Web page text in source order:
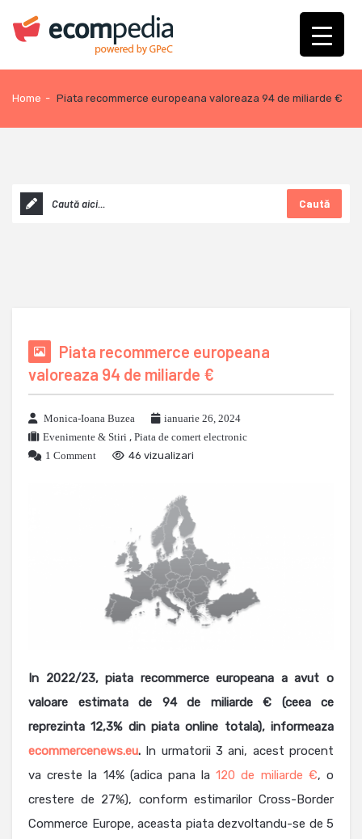
Home - Piata recommerce europeana valoreaza 94 de miliarde €
Caută
Piata recommerce europeana
valoreaza 94 de miliarde €
Monica-Ioana Buzea
ianuarie 26, 2024
Evenimente & Stiri , Piata de comert electronic
1 Comment
46 vizualizari
In 2022/23, piata recommerce europeana a avut o
valoare estimata de 94 de miliarde € (ceea ce
reprezinta 12,3% din piata online totala), informeaza
ecommercenews.eu. In urmatorii 3 ani, acest procent
va creste la 14% (adica pana la120 de miliarde €, o
crestere de 27%), conform estimarilor Cross-Border
Commerce Europe, aceasta piata dezvoltandu-se de 5